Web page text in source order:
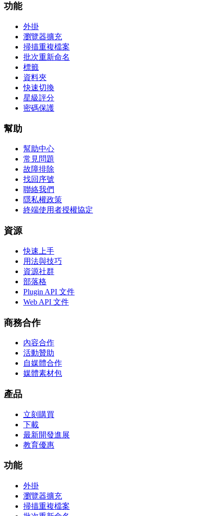
功能
外掛
瀏覽器擴充
掃描重複檔案
批次重新命名
標籤
資料夾
快速切換
星級評分
密碼保護
幫助
幫助中心
常見問題
故障排除
找回序號
聯絡我們
隱私權政策
終端使用者授權協定
資源
快速上手
用法與技巧
資源社群
部落格
Plugin API 文件
Web API 文件
商務合作
內容合作
活動贊助
自媒體合作
媒體素材包
產品
立刻購買
下載
最新開發進展
教育優惠
功能
外掛
瀏覽器擴充
掃描重複檔案